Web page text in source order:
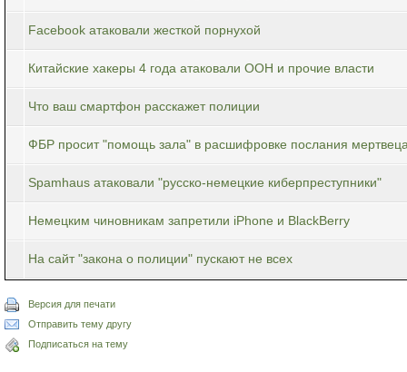
Facebook атаковали жесткой порнухой
Китайские хакеры 4 года атаковали ООН и прочие власти
Что ваш смартфон расскажет полиции
ФБР просит "помощь зала" в расшифровке послания
Spamhaus атаковали "русско-немецкие киберпреступники"
Немецким чиновникам запретили iPhone и BlackBerry
На сайт "закона о полиции" пускают не всех
Версия для печати
Отправить тему другу
Подписаться на тему